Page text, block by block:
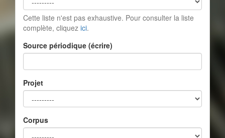
Cette liste n'est pas exhaustive. Pour consulter la liste
complète, cliquez ici.
Source périodique (écrire)
Projet
Corpus